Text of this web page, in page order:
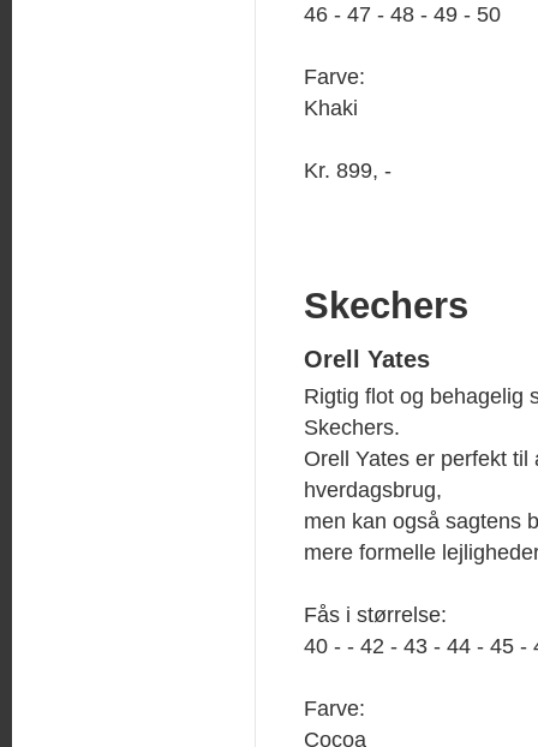
46 - 47 - 48 - 49 - 50
Farve:
Khaki
Kr. 899, -
Skechers
Orell Yates
Rigtig flot og behagelig
Skechers.
Orell Yates er perfekt til
hverdagsbrug,
men kan også sagtens
mere formelle
Fås i størrelse:
40 - - 42 - 43 - 44 - 45 -
Farve:
Cocoa